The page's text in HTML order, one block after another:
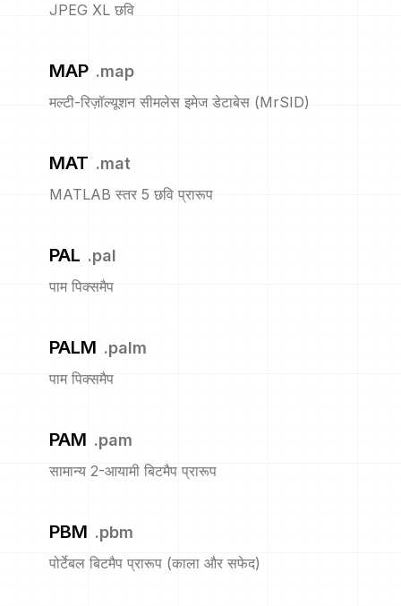
JPEG XL छवि
MAP .map
मल्टी-रिज़ॉल्यूशन सीमलेस इमेज डेटाबेस (MrSID)
MAT .mat
MATLAB स्तर 5 छवि प्रारूप
PAL .pal
पाम पिक्समैप
PALM .palm
पाम पिक्समैप
PAM .pam
सामान्य 2-आयामी बिटमैप प्रारूप
PBM .pbm
पोर्टेबल बिटमैप प्रारूप (काला और सफेद)